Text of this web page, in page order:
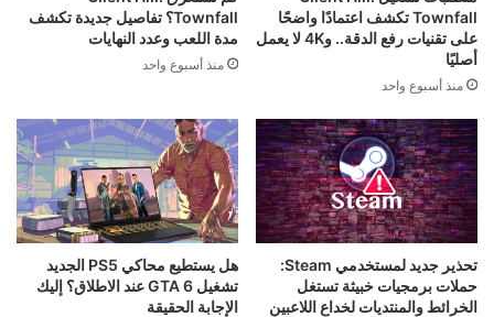
Townfall تكشف اعتمادًا واضحًا
على تقنيات رفع الدقة.. و4K لا يعمل
أصليًا
منذ أسبوع واحد
Townfall؟ تفاصيل جديدة تكشف
مدة اللعب وعدد النهايات
منذ أسبوع واحد
تحذير جديد لمستخدمي Steam:
حملات برمجيات خبيثة تستغل
الخرائط والمنتديات لخداع اللاعبين
هل يستطيع محاكي PS5 الجديد
تشغيل GTA 6 عند الاطلاق؟ إليك
الإجابة الحقيقة